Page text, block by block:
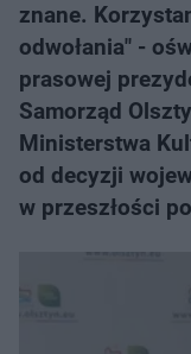
znane.
odwołania" -
prasowej
Samorząd
Ministerstwa
od decyzji
w przeszłości